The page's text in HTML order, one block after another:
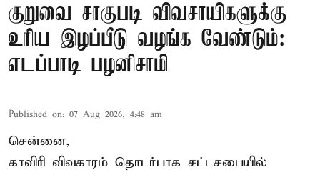
குறுவை சாகுபடி விவசாயிகளுக்கு
உரிய இழப்பீடு வழங்க வேண்டும்:
எடப்பாடி பழனிசாமி
Published on: 07 Aug 2026, 4:48 am
சென்னை,
காவிரி விவகாரம் தொடர்பாக சட்டசபையில்